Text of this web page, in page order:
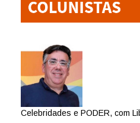
Celebridades e PODER, com